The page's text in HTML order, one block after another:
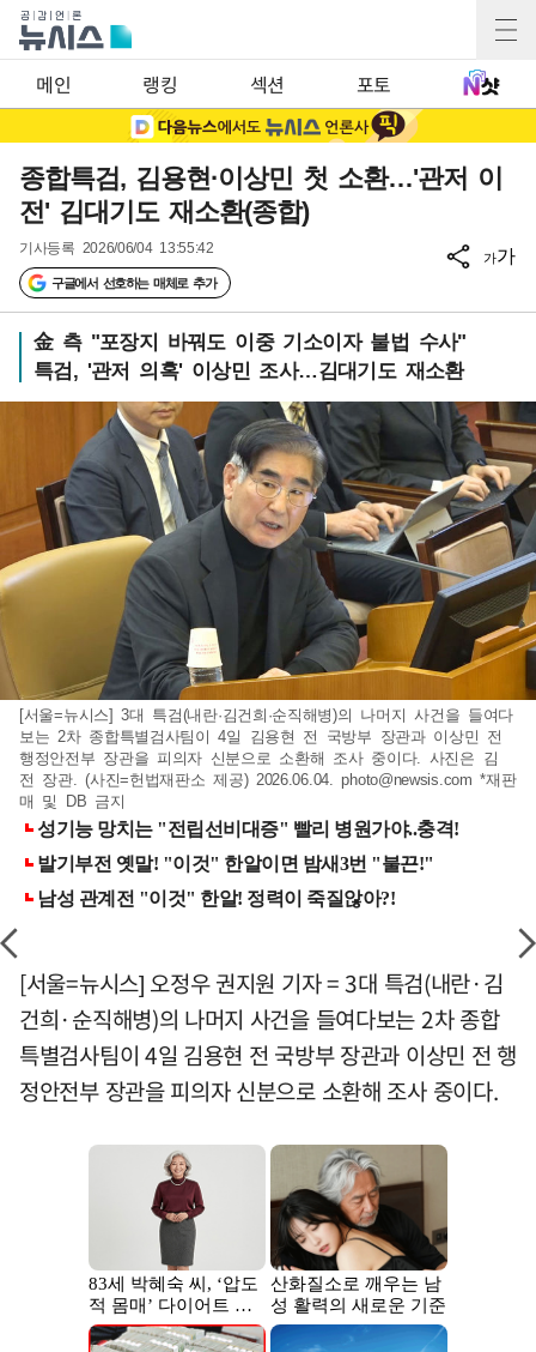
메인 랭킹 섹션 포토
종합특검, 김용현·이상민 첫 소환…'관저 이
전' 김대기도 재소환(종합)
기사등록 2026/06/04 13:55:42
구글에서 선호하는 매체로 추가
가가
金 측 "포장지 바꿔도 이중 기소이자 불법 수사"
특검, '관저 의혹' 이상민 조사…김대기도 재소환
[서울=뉴시스] 3대 특검(내란·김건희·순직해병)의 나머지 사건을 들여다
보는 2차 종합특별검사팀이 4일 김용현 전 국방부 장관과 이상민 전
행정안전부 장관을 피의자 신분으로 소환해 조사 중이다. 사진은 김
전 장관. (사진=헌법재판소 제공) 2026.06.04.photo@newsis.com *재판
매 및 DB 금지
[서울=뉴시스] 오정우 권지원 기자 = 3대 특검(내란·김
건희·순직해병)의 나머지 사건을 들여다보는 2차 종합
특별검사팀이 4일 김용현 전 국방부 장관과 이상민 전 행
정안전부 장관을 피의자 신분으로 소환해 조사 중이다.